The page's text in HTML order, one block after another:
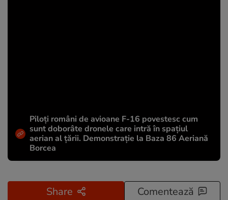
Piloți români de avioane F-16 povestesc cum
sunt doborâte dronele care intră în spațiul
aerian al țării. Demonstrație la Baza 86 Aeriană
Borcea
Share Comentează